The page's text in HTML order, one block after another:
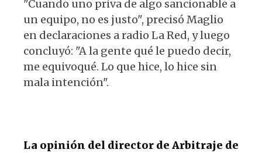
"Cuando uno priva de algo sancionable a
un equipo, no es justo", precisó Maglio
en declaraciones a radio La Red, y luego
concluyó: "A la gente qué le puedo decir,
me equivoqué. Lo que hice, lo hice sin
mala intención".
La opinión del director de Arbitraje de